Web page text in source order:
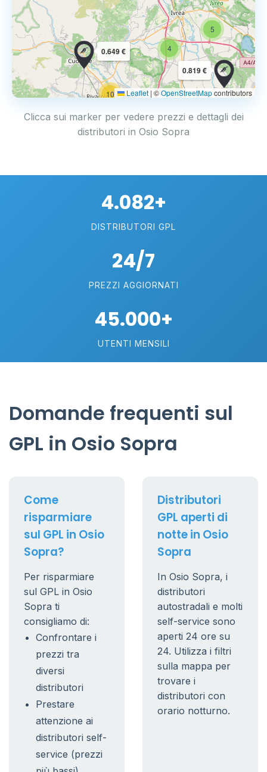
10
4
5
0.819 €
0.649 €
Leaflet | ©OpenStreetMapcontributors
Clicca sui marker per vedere prezzi e dettagli dei
distributori in Osio Sopra
4.082+
DISTRIBUTORI GPL
24/7
PREZZI AGGIORNATI
45.000+
UTENTI MENSILI
Domande frequenti sul
GPL in Osio Sopra
Come
risparmiare
sul GPL in Osio
Sopra?
Per risparmiare
sul GPL in Osio
Sopra ti
consigliamo di:
Confrontare i
prezzi tra
diversi
distributori
Prestare
attenzione ai
distributori self-
service (prezzi
Distributori
GPL aperti di
notte in Osio
Sopra
In Osio Sopra, i
distributori
autostradali e molti
self-service sono
aperti 24 ore su
24. Utilizza i filtri
sulla mappa per
trovare i
distributori con
orario notturno.